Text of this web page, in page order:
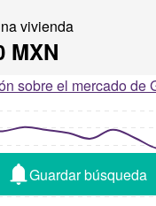
vivienda
MXN
sobre el mercado de
Guardar búsqueda